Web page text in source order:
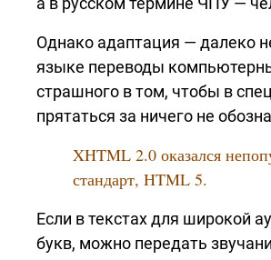
Однако адаптация — далеко
языке переводы
страшного в том, чтобы в
прятаться за ничего не
XHTML 2.0 оказался
стандарт, HTML 5.
Если в текстах для широкой
букв, можно передать